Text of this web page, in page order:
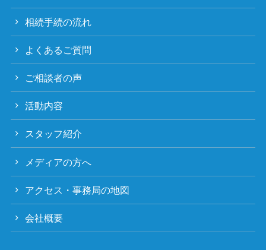
相続手続の流れ
よくあるご質問
ご相談者の声
活動内容
スタッフ紹介
メディアの方へ
アクセス・事務局の地図
会社概要